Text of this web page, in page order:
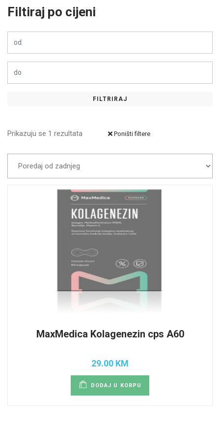
Filtiraj po cijeni
FILTRIRAJ
Prikazuju se 1 rezultata Poništi filtere
MaxMedica Kolagenezin cps A60
29.00 KM
DODAJ U KORPU